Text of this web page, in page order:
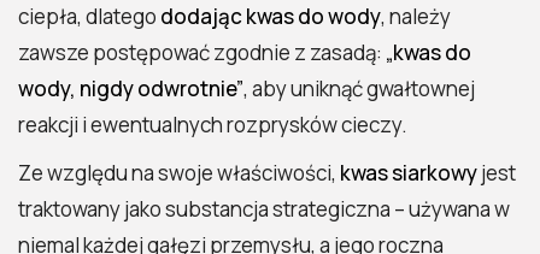
ciepła, dlatego dodając kwas do wody, należy
zawsze postępować zgodnie z zasadą: „kwas do
wody, nigdy odwrotnie”, aby uniknąć gwałtownej
reakcji i ewentualnych rozprysków cieczy.
Ze względu na swoje właściwości, kwas siarkowyjest
traktowany jako substancja strategiczna – używana w
niemal każdej gałęzi przemysłu, a jego roczna